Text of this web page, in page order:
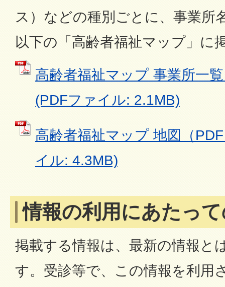
ス）などの種別ごとに、事業所
以下の「高齢者福祉マップ」に
高齢者福祉マップ 事業所一
(PDFファイル: 2.1MB)
高齢者福祉マップ 地図（
イル: 4.3MB)
情報の利用にあたっ
掲載する情報は、最新の情報と
す。受診等で、この情報を利用